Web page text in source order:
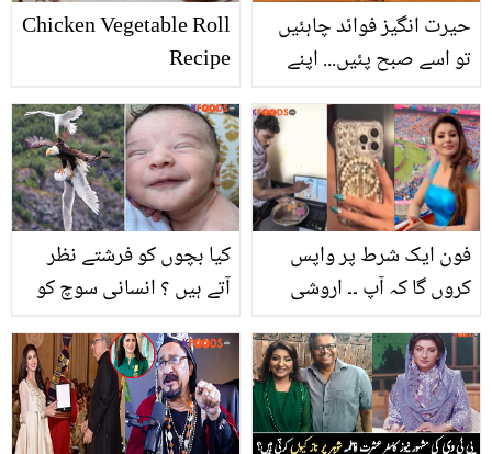
Chicken Vegetable Roll
Recipe
حیرت انگیز فوائد چاہئیں
تو اسے صبح پئیں... اپنے
کا جوس پیجئے
کیا بچوں کو فرشتے نظر
آتے ہیں ؟ انسانی سوچ کو
تصاویر جو بہترین لمحات
میں کھینچی گئیں
فون ایک شرط پر واپس
کروں گا کہ آپ ۔۔ اروشی
کھویا موبائل مل گیا، مداح
نے واپسی کیلیئے انوکھی
شرط رکھ دی